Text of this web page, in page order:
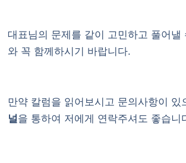
대표님의 문제를 같이 고민하고 풀어낼
와 꼭 함께하시기 바랍니다.
만약 칼럼을 읽어보시고 문의사항이 있
널을 통하여 저에게 연락주셔도 좋습니